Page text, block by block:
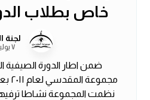
خاص بطلاب
لجنة
٧ يوليو ٢٠١١
ضمن اطار الدورة الصيفية
نظمت المجموعة نشاطا